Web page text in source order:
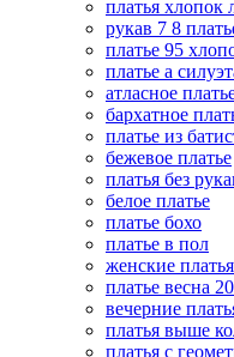
платья хлопок
рукав 7 8
платье 95
платье а
атласное
бархатное
платье из
бежевое платье
платья без
белое платье
платье бохо
платье в пол
женские
платье весна
вечерние
платья выше
платья с